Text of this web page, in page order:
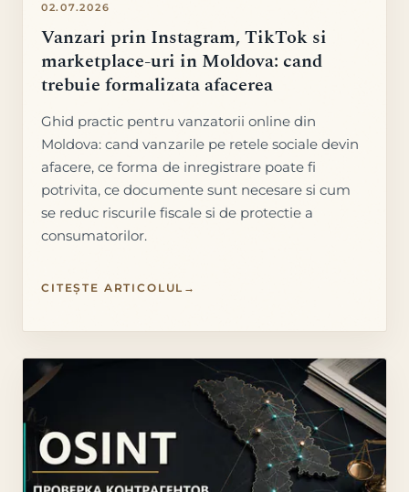
02.07.2026
Vanzari prin Instagram, TikTok si
marketplace-uri in Moldova: cand
trebuie formalizata afacerea
Ghid practic pentru vanzatorii online din
Moldova: cand vanzarile pe retele sociale devin
afacere, ce forma de inregistrare poate fi
potrivita, ce documente sunt necesare si cum
se reduc riscurile fiscale si de protectie a
consumatorilor.
CITEȘTE ARTICOLUL →